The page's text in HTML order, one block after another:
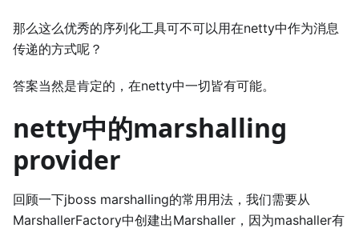
那么这么优秀的序列化工具可不可以用在netty中作为消息
传递的方式呢？
答案当然是肯定的，在netty中一切皆有可能。
netty中的marshalling
provider
回顾一下jboss marshalling的常用用法，我们需要从
MarshallerFactory中创建出Marshaller，因为mashaller有